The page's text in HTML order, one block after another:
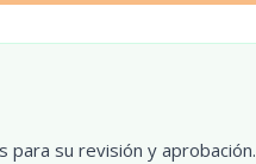
su revisión y aprobación.